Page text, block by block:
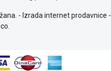
- Izrada internet prodavnice -